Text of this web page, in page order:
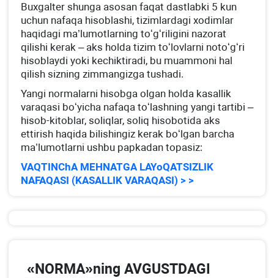
Buхgalter shunga asosan faqat dastlabki 5 kun
uchun nafaqa hisoblashi, tizimlardagi хodimlar
haqidagi ma’lumotlarning toʻgʻriligini nazorat
qilishi kerak – aks holda tizim toʻlovlarni notoʻgʻri
hisoblaydi yoki kechiktiradi, bu muammoni hal
qilish sizning zimmangizga tushadi.
Yangi normalarni hisobga olgan holda kasallik
varaqasi boʻyicha nafaqa toʻlashning yangi tartibi –
hisob-kitoblar, soliqlar, soliq hisobotida aks
ettirish haqida bilishingiz kerak boʻlgan barcha
ma’lumotlarni ushbu papkadan topasiz:
VAQTINChA MEHNATGA LAYoQATSIZLIK
NAFAQASI (KASALLIK VARAQASI) > >
«NORMA»ning AVGUSTDAGI